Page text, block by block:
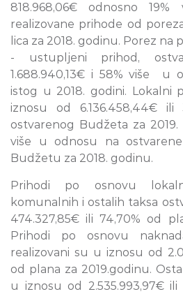
818.968,06€ odnosno
realizovane prihode od
lica za 2018. godinu. Porez
- ustupljeni prihod,
1.688.940,13€ i 58% više u
istog u 2018. godini. Lokalni
iznosu od 6.136.458,44€
ostvarenog Budžeta za
više u odnosu na
Budžetu za 2018. godinu.
Prihodi po osnovu
komunalnih i ostalih taksa
474.327,85€ ili 74,70% od
Prihodi po osnovu
realizovani su u iznosu od
od plana za 2019.godinu.
u iznosu od 2.535.993,97€